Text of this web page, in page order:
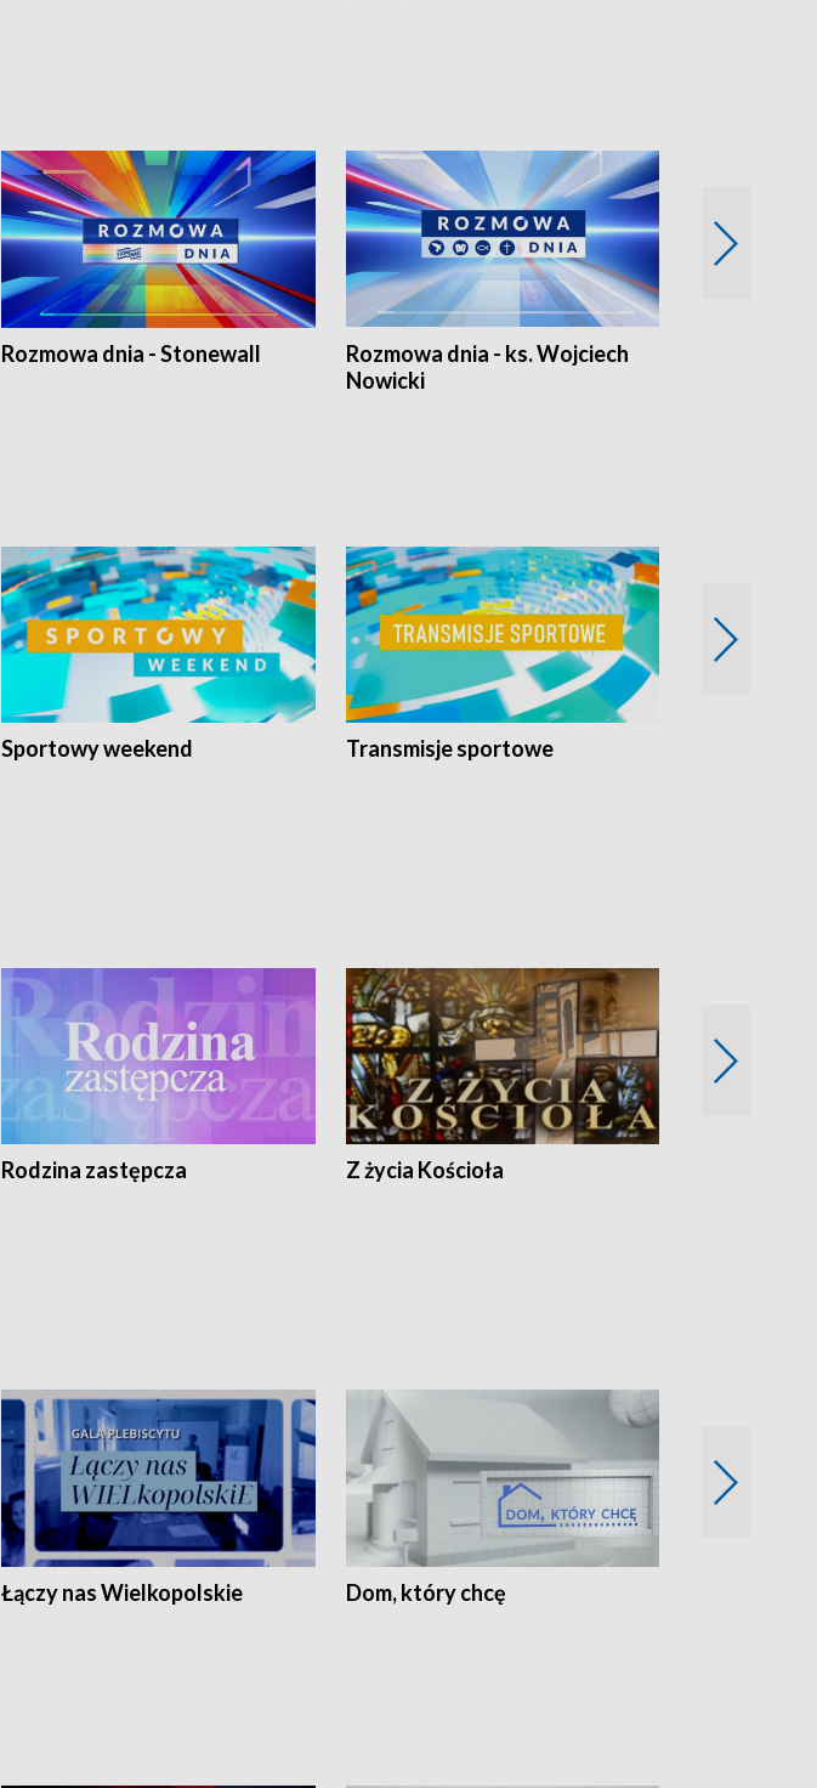
Rozmowa dnia - Stonewall
Rozmowa dnia - ks. Wojciech
Nowicki
Sportowy weekend Transmisje sportowe
Rodzina zastępcza Z życia Kościoła
Łączy nas Wielkopolskie Dom, który chcę